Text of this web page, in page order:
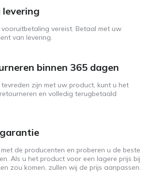
levering
vereist. Betaal met uw
van levering.
binnen 365 dagen
zijn met uw product, kunt u het
en volledig terugbetaald
de producenten en proberen u de beste
Als u het product voor een lagere prijs bij
zou komen, zullen wij de prijs aanpassen.